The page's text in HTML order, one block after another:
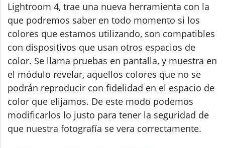
Lightroom 4, trae una nueva herramienta con la
que podremos saber en todo momento si los
colores que estamos utilizando, son compatibles
con dispositivos que usan otros espacios de
color. Se llama pruebas en pantalla, y muestra en
el módulo revelar, aquellos colores que no se
podrán reproducir con fidelidad en el espacio de
color que elijamos. De este modo podemos
modificarlos lo justo para tener la seguridad de
que nuestra fotografía se vera correctamente.